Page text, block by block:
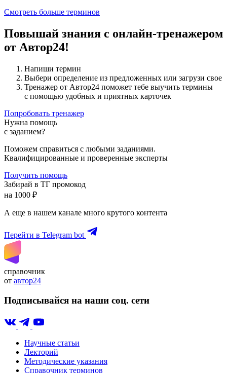
Смотреть больше терминов
Повышай знания с онлайн-тренажером
от Автор24!
Напиши термин
Выбери определение из предложенных или загрузи свое
Тренажер от Автор24 поможет тебе выучить термины
с помощью удобных и приятных карточек
Попробовать тренажер
Нужна помощь
с заданием?
Поможем справиться с любыми заданиями.
Квалифицированные и проверенные эксперты
Получить помощь
Забирай в ТГ промокод
на 1000 ₽
А еще в нашем канале много крутого контента
Перейти в Telegram bot
справочник
от автор24
Подписывайся на наши соц. сети
Научные статьи
Лекторий
Методические указания
Справочник терминов